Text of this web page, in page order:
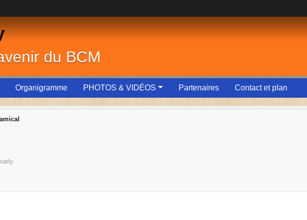
du BCM
Organigramme PHOTOS & VIDÉOS Partenaires Contact et plan